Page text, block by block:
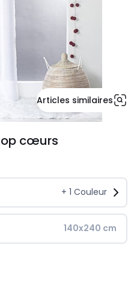
Articles similaires
cœurs
+ 1 Couleur
140x240 cm